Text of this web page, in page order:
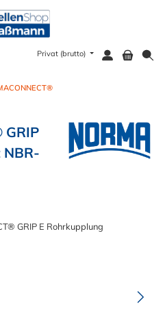
Privat (brutto)
GRIP
NBR-